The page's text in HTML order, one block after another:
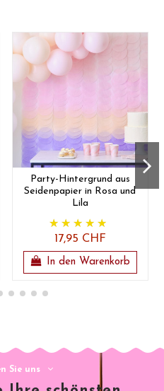
Party-Hintergrund aus
Seidenpapier in Rosa und
Lila
17,95 CHF
In den Warenkorb
Sie uns